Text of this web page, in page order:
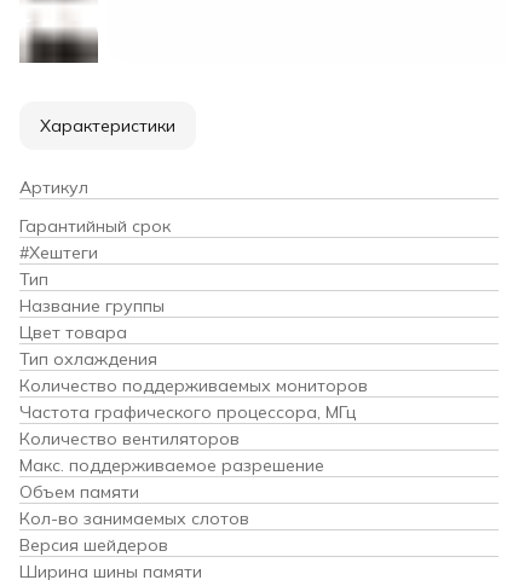
Характеристики
Артикул
Гарантийный срок
#Хештеги
Тип
Название группы
Цвет товара
Тип охлаждения
Количество поддерживаемых мониторов
Частота графического процессора, МГц
Количество вентиляторов
Макс. поддерживаемое разрешение
Объем памяти
Кол-во занимаемых слотов
Версия шейдеров
Ширина шины памяти